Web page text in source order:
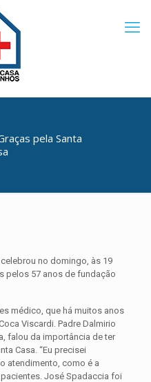
pela Santa
no domingo, às 19
pelos 57 anos de fundação
médico, que há muitos anos
Viscardi. Padre Dalmirio
falou da importância de ter
Casa. “Eu precisei
atendimento, como é a
José Spadaccia foi